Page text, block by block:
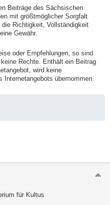
Beiträge des Sächsischen
mit größtmöglicher Sorgfalt
Richtigkeit, Vollständigkeit
Gewähr.
oder Empfehlungen, so sind
Rechte. Enthält ein Beitrag
wird keine
übernommen.
für Kultus